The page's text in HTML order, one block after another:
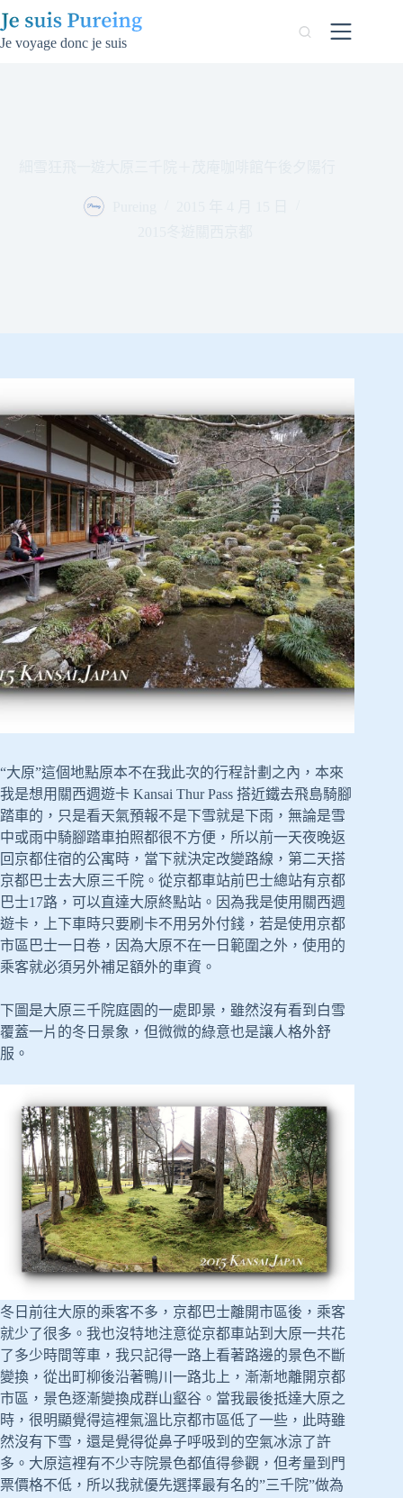
跳
至
Je voyage donc je suis
“大原”這個地點原本不在我此次的行程計劃之內，本來
我是想用關西週遊卡 Kansai Thur Pass 搭近鐵去飛島騎腳
踏車的，只是看天氣預報不是下雪就是下雨，無論是雪
中或雨中騎腳踏車拍照都很不方便，所以前一天夜晚返
回京都住宿的公寓時，當下就決定改變路線，第二天搭
京都巴士去大原三千院。從京都車站前巴士總站有京都
巴士17路，可以直達大原終點站。因為我是使用關西週
遊卡，上下車時只要刷卡不用另外付錢，若是使用京都
市區巴士一日卷，因為大原不在一日範圍之外，使用的
乘客就必須另外補足額外的車資。
下圖是大原三千院庭園的一處即景，雖然沒有看到白雪
覆蓋一片的冬日景象，但微微的綠意也是讓人格外舒
服。
冬日前往大原的乘客不多，京都巴士離開市區後，乘客
就少了很多。我也沒特地注意從京都車站到大原一共花
了多少時間等車，我只記得一路上看著路邊的景色不斷
變換，從出町柳後沿著鴨川一路北上，漸漸地離開京都
市區，景色逐漸變換成群山壑谷。當我最後抵達大原之
時，很明顯覺得這裡氣溫比京都市區低了一些，此時雖
然沒有下雪，還是覺得從鼻子呼吸到的空氣冰涼了許
多。大原這裡有不少寺院景色都值得參觀，但考量到門
票價格不低，所以我就優先選擇最有名的”三千院”做為